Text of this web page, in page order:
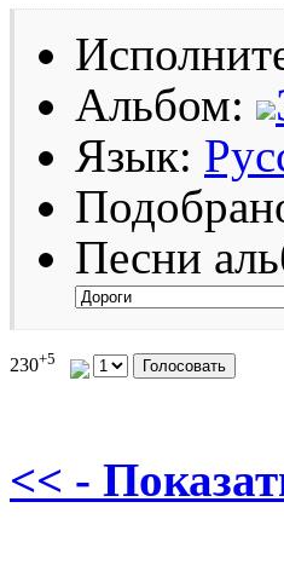
Альбом:
Язык:
Песни
230+5
<< -